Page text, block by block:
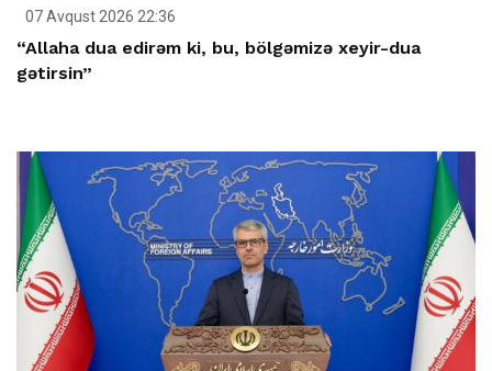
07 Avqust 2026 22:36
“Allaha dua edirəm ki, bu, bölgəmizə xeyir-dua
gətirsin”